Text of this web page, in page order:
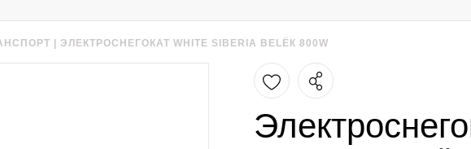
ЭЛЕКТРОСНЕГОКАТ WHITE SIBERIA BELЁК 800W